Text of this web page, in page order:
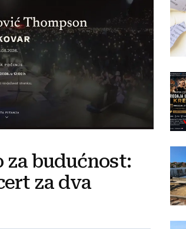
za budućnost:
za dva